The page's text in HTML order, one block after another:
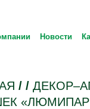
Новости
/ /